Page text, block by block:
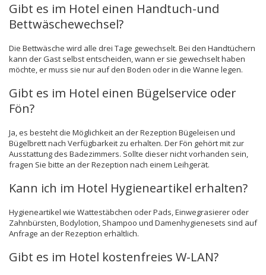
Gibt es im Hotel einen Handtuch-und
Bettwäschewechsel?
Die Bettwäsche wird alle drei Tage gewechselt. Bei den Handtüchern
kann der Gast selbst entscheiden, wann er sie gewechselt haben
möchte, er muss sie nur auf den Boden oder in die Wanne legen.
Gibt es im Hotel einen Bügelservice oder
Fön?
Ja, es besteht die Möglichkeit an der Rezeption Bügeleisen und
Bügelbrett nach Verfügbarkeit zu erhalten. Der Fön gehört mit zur
Ausstattung des Badezimmers. Sollte dieser nicht vorhanden sein,
fragen Sie bitte an der Rezeption nach einem Leihgerät.
Kann ich im Hotel Hygieneartikel erhalten?
Hygieneartikel wie Wattestäbchen oder Pads, Einwegrasierer oder
Zahnbürsten, Bodylotion, Shampoo und Damenhygienesets sind auf
Anfrage an der Rezeption erhältlich.
Gibt es im Hotel kostenfreies W-LAN?